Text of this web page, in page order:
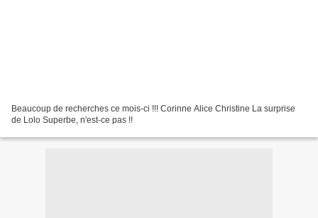
Beaucoup de recherches ce mois-ci !!! Corinne Alice Christine La surprise
de Lolo Superbe, n'est-ce pas !!